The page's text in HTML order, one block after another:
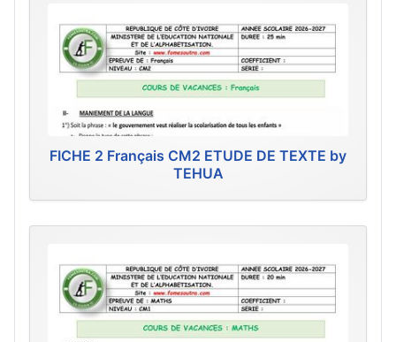
FICHE 2 Français CM2 ETUDE DE TEXTE by
TEHUA